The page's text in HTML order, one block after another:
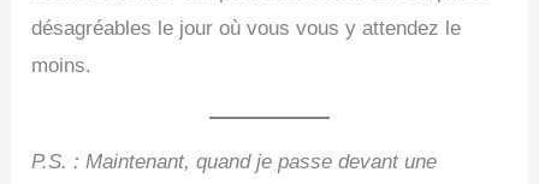
désagréables le jour où vous vous y attendez le
moins.
P.S. : Maintenant, quand je passe devant une